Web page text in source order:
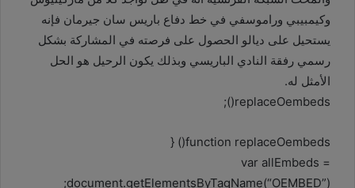
وكيمبيبي وراموسفي في خط دفاع باريس سان جيرمان فإنه
يستحيل على ديالو الحصول على فرصته في المشاركة بشكل
رسمي رفقة النادي الباريسي وبذلك يكون الرحيل هو الحل
الأمثل له.
replaceOembeds();
function replaceOembeds() {
var allEmbeds =
document.getElementsByTagName(“OEMBED”);